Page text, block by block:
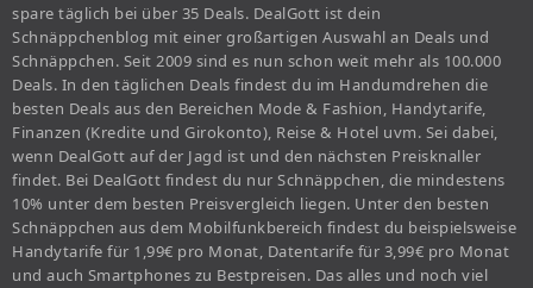
spare täglich bei über 35 Deals. DealGott ist dein
Schnäppchenblog mit einer großartigen Auswahl an Deals und
Schnäppchen. Seit 2009 sind es nun schon weit mehr als 100.000
Deals. In den täglichen Deals findest du im Handumdrehen die
besten Deals aus den Bereichen Mode & Fashion, Handytarife,
Finanzen (Kredite und Girokonto), Reise & Hotel uvm. Sei dabei,
wenn DealGott auf der Jagd ist und den nächsten Preisknaller
findet. Bei DealGott findest du nur Schnäppchen, die mindestens
10% unter dem besten Preisvergleich liegen. Unter den besten
Schnäppchen aus dem Mobilfunkbereich findest du beispielsweise
Handytarife für 1,99€ pro Monat, Datentarife für 3,99€ pro Monat
und auch Smartphones zu Bestpreisen. Das alles und noch viel